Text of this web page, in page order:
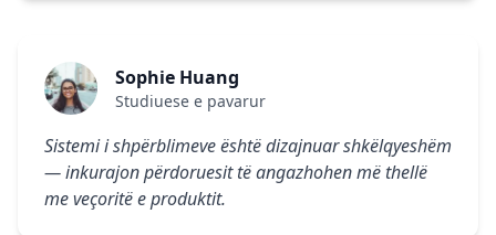
Sophie Huang
Studiuese e pavarur
Sistemi i shpërblimeve është dizajnuar shkëlqyeshëm
— inkurajon përdoruesit të angazhohen më thellë
me veçoritë e produktit.